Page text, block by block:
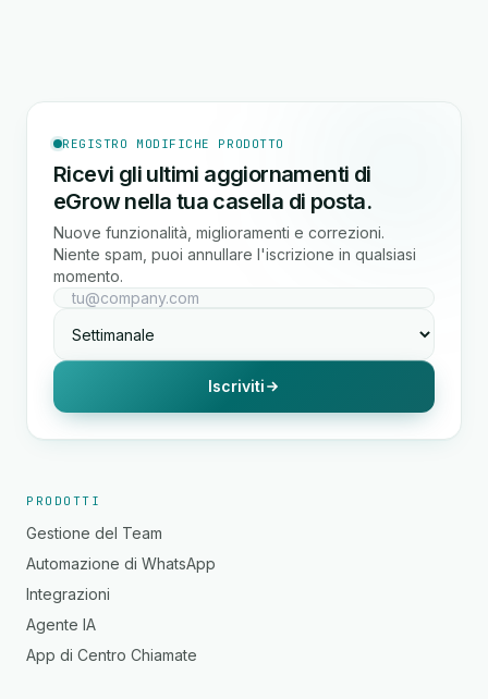
REGISTRO MODIFICHE PRODOTTO
Ricevi gli ultimi aggiornamenti di
eGrow nella tua casella di posta.
Nuove funzionalità, miglioramenti e correzioni.
Niente spam, puoi annullare l'iscrizione in qualsiasi
momento.
Iscriviti
PRODOTTI
Gestione del Team
Automazione di WhatsApp
Integrazioni
Agente IA
App di Centro Chiamate